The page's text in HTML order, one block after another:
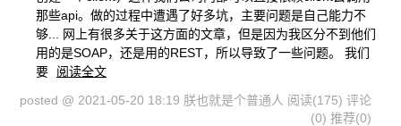
那些api。做的过程中遭遇了好多坑，主要问题是自己能力不
够... 网上有很多关于这方面的文章，但是因为我区分不到他们
用的是SOAP，还是用的REST，所以导致了一些问题。 我们
要
阅读全文
posted @ 2021-05-20 18:19 朕也就是个普通人 阅读(175) 评论
(0) 推荐(0)